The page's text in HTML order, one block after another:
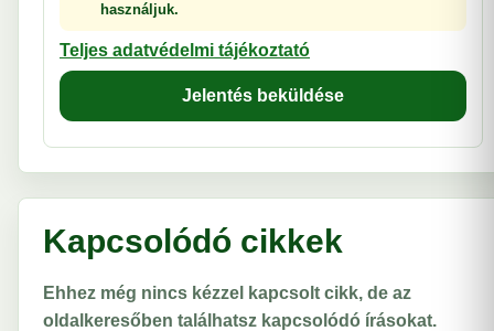
használjuk.
Teljes adatvédelmi tájékoztató
Jelentés beküldése
Kapcsolódó cikkek
Ehhez még nincs kézzel kapcsolt cikk, de az
oldalkeresőben találhatsz kapcsolódó írásokat.